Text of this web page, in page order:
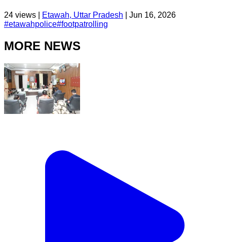
24 views | Etawah, Uttar Pradesh
Jun 16, 2026
#etawahpolice#footpatrolling
MORE NEWS